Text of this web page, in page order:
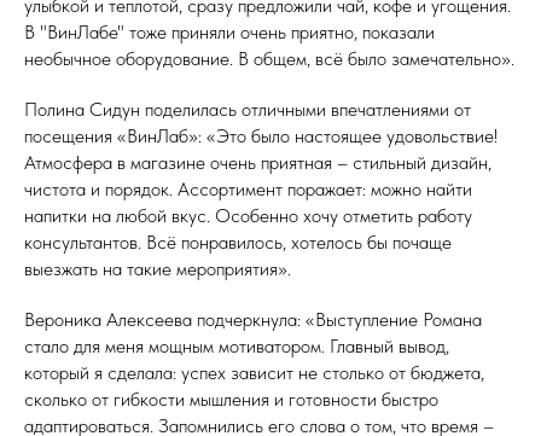
улыбкой и теплотой, сразу предложили чай, кофе и угощения.
В "ВинЛабе" тоже приняли очень приятно, показали
необычное оборудование. В общем, всё было замечательно».
Полина Сидун поделилась отличными впечатлениями от
посещения «ВинЛаб»: «Это было настоящее удовольствие!
Атмосфера в магазине очень приятная – стильный дизайн,
чистота и порядок. Ассортимент поражает: можно найти
напитки на любой вкус. Особенно хочу отметить работу
консультантов. Всё понравилось, хотелось бы почаще
выезжать на такие мероприятия».
Вероника Алексеева подчеркнула: «Выступление Романа
стало для меня мощным мотиватором. Главный вывод,
который я сделала: успех зависит не столько от бюджета,
сколько от гибкости мышления и готовности быстро
адаптироваться. Запомнились его слова о том, что время –